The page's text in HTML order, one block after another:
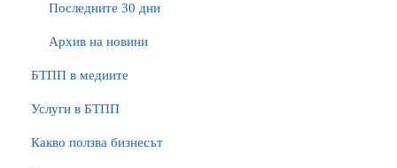
Последните 30 дни
Архив на новини
БTПП в медиите
Услуги в БТПП
Какво ползва бизнесът